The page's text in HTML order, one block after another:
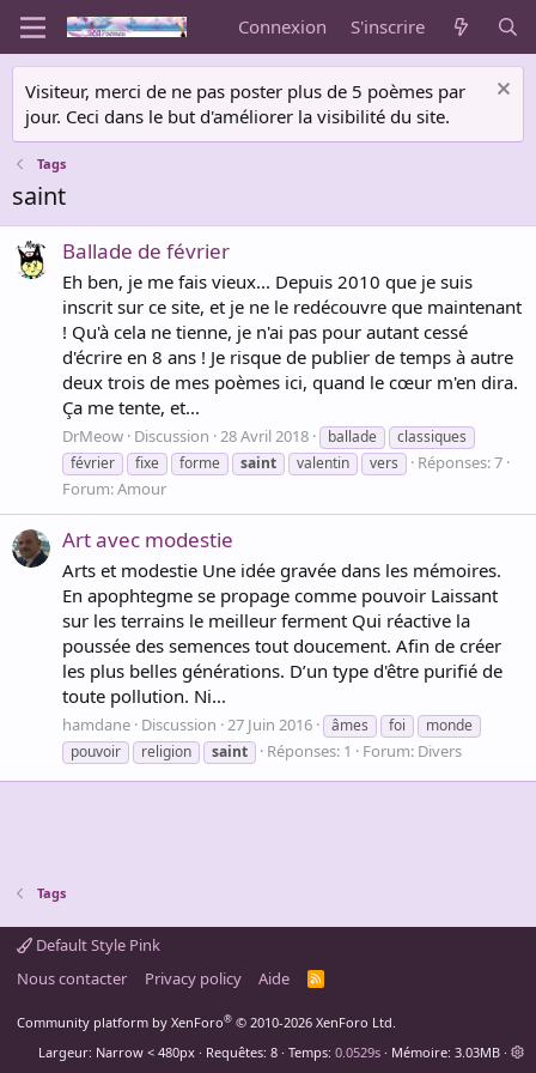
Connexion S'inscrire
Visiteur, merci de ne pas poster plus de 5 poèmes par
jour. Ceci dans le but d'améliorer la visibilité du site.
Tags
saint
Ballade de février
Eh ben, je me fais vieux... Depuis 2010 que je suis
inscrit sur ce site, et je ne le redécouvre que maintenant
! Qu'à cela ne tienne, je n'ai pas pour autant cessé
d'écrire en 8 ans ! Je risque de publier de temps à autre
deux trois de mes poèmes ici, quand le cœur m'en dira.
Ça me tente, et...
DrMeow Discussion 28 Avril 2018 ballade
classiques
février
fixe forme saint valentin vers
Réponses: 7
Forum:Amour
Art avec modestie
Arts et modestie Une idée gravée dans les mémoires.
En apophtegme se propage comme pouvoir Laissant
sur les terrains le meilleur ferment Qui réactive la
poussée des semences tout doucement. Afin de créer
les plus belles générations. D’un type d'être purifié de
toute pollution. Ni...
hamdane Discussion 27 Juin 2016 âmes foi
monde
pouvoir
religion saint Réponses: 1 Forum: Divers
Tags
Default Style Pink
Nous contacter
Privacy policy Aide
R
Community platform by XenForo® © 2010-2026 XenForo Ltd.
Largeur
Requêtes 8 Temps 0.0529s Mémoire 3.03MB